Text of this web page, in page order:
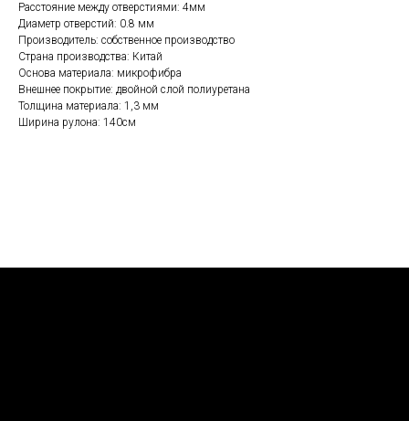
Расстояние между отверстиями: 4мм
Диаметр отверстий: 0.8 мм
Производитель: собственное производство
Страна производства: Китай
Основа материала: микрофибра
Внешнее покрытие: двойной слой полиуретана
Толщина материала: 1,3 мм
Ширина рулона: 140см